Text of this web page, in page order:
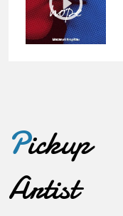
Pickup
Artist